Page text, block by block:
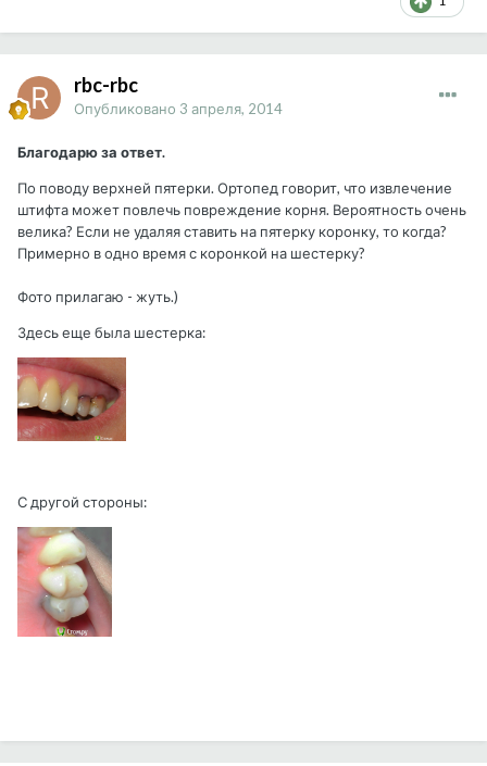
rbc-rbc
Опубликовано 3 апреля, 2014
Благодарю за ответ.
По поводу верхней пятерки. Ортопед говорит, что извлечение
штифта может повлечь повреждение корня. Вероятность очень
велика? Если не удаляя ставить на пятерку коронку, то когда?
Примерно в одно время с коронкой на шестерку?
Фото прилагаю - жуть.)
Здесь еще была шестерка:
С другой стороны: